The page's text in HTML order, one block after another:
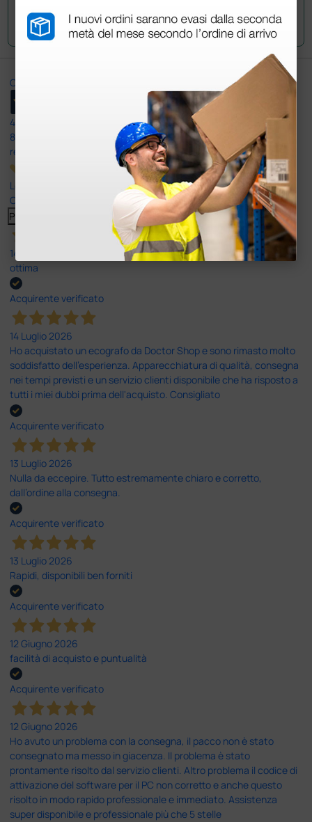
Invia la tua domanda
Ottimo
4,6
8.330
recensioni
Le nostre recensioni a 4 e 5 stelle.
Clicca qui per leggerle tutte >
Precedente
Successivo
14 Luglio 2026
ottima
Acquirente verificato
14 Luglio 2026
Ho acquistato un ecografo da Doctor Shop e sono rimasto molto
soddisfatto dell'esperienza. Apparecchiatura di qualità, consegna
nei tempi previsti e un servizio clienti disponibile che ha risposto a
tutti i miei dubbi prima dell'acquisto. Consigliato
Acquirente verificato
13 Luglio 2026
Nulla da eccepire. Tutto estremamente chiaro e corretto,
dall’ordine alla consegna.
Acquirente verificato
13 Luglio 2026
Rapidi, disponibili ben forniti
Acquirente verificato
12 Giugno 2026
facilità di acquisto e puntualità
Acquirente verificato
12 Giugno 2026
Ho avuto un problema con la consegna, il pacco non è stato
consegnato ma messo in giacenza. Il problema è stato
prontamente risolto dal servizio clienti. Altro problema il codice di
attivazione del software per il PC non corretto e anche questo
risolto in modo rapido professionale e immediato. Assistenza
super disponibile e professionale più che 5 stelle